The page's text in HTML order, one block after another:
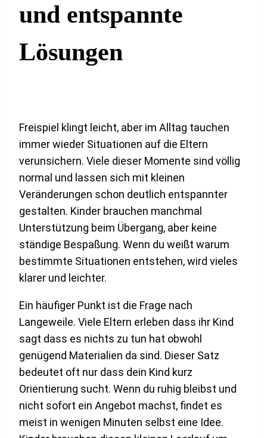
und entspannte
Lösungen
Freispiel klingt leicht, aber im Alltag tauchen
immer wieder Situationen auf die Eltern
verunsichern. Viele dieser Momente sind völlig
normal und lassen sich mit kleinen
Veränderungen schon deutlich entspannter
gestalten. Kinder brauchen manchmal
Unterstützung beim Übergang, aber keine
ständige Bespaßung. Wenn du weißt warum
bestimmte Situationen entstehen, wird vieles
klarer und leichter.
Ein häufiger Punkt ist die Frage nach
Langeweile. Viele Eltern erleben dass ihr Kind
sagt dass es nichts zu tun hat obwohl
genügend Materialien da sind. Dieser Satz
bedeutet oft nur dass dein Kind kurz
Orientierung sucht. Wenn du ruhig bleibst und
nicht sofort ein Angebot machst, findet es
meist in wenigen Minuten selbst eine Idee.